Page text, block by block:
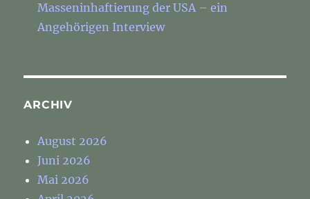
Masseninhaftierung der USA – ein
Angehörigen Interview
ARCHIV
August 2026
Juni 2026
Mai 2026